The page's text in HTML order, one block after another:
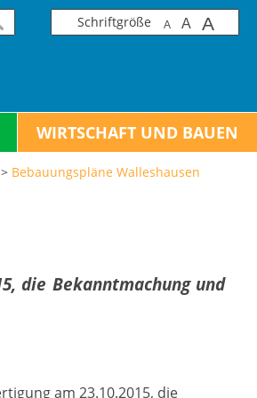
Schriftgröße A A A
WIRTSCHAFT UND BAUEN
> Bebauungspläne Walleshausen
die Bekanntmachung und
am 23.10.2015, die